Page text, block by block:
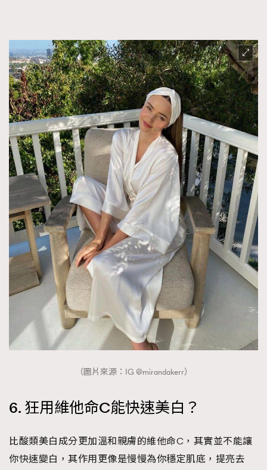
（圖片來源：IG @mirandakerr）
6. 狂用維他命C能快速美白？
比酸類美白成分更加溫和親膚的維他命C，其實並不能讓
你快速變白，其作用更像是慢慢為你穩定肌底，提亮去